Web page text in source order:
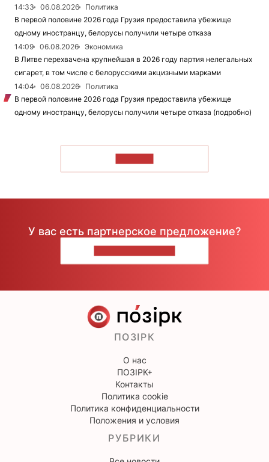
14:33
06.08.2026
Политика
В первой половине 2026 года Грузия предоставила убежище
одному иностранцу, белорусы получили четыре отказа
14:09
06.08.2026
Экономика
В Литве перехвачена крупнейшая в 2026 году партия нелегальных
сигарет, в том числе с белорусскими акцизными марками
14:04
06.08.2026
Политика
В первой половине 2026 года Грузия предоставила убежище
одному иностранцу, белорусы получили четыре отказа (подробно)
У вас есть партнерское предложение?
ПОЗІРК
О нас
ПОЗІРК+
Контакты
Политика cookie
Политика конфиденциальности
Положения и условия
РУБРИКИ